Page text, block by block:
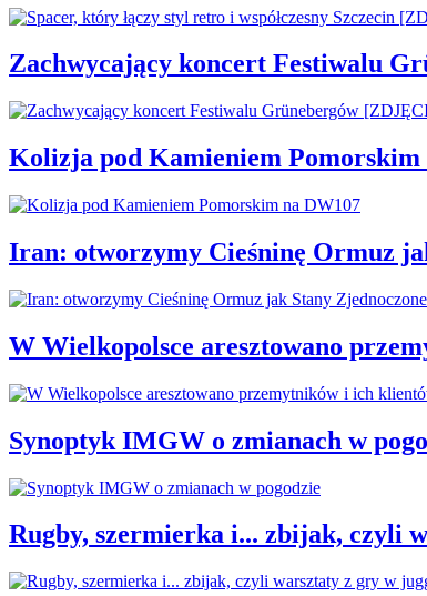
Zachwycający koncert Festiwalu
Kolizja pod Kamieniem Pomorskim
Iran: otworzymy Cieśninę Ormuz
W Wielkopolsce aresztowano
Synoptyk IMGW o zmianach w
Rugby, szermierka i... zbijak, czyli